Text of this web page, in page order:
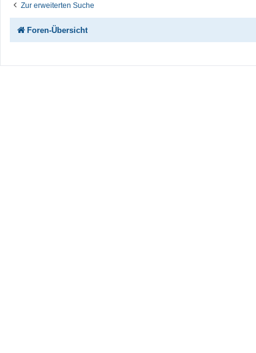
Zur erweiterten Suche
Foren-Übersicht